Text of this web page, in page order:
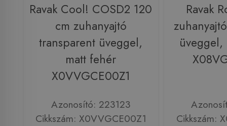
Ravak Cool! COSD2 120
cm zuhanyajtó
transparent üveggel,
matt fehér
X0VVGCE00Z1
Azonosító: 223123
Cikkszám: X0VVGCE00Z1
Ravak
üveggel,
Cikkszám: